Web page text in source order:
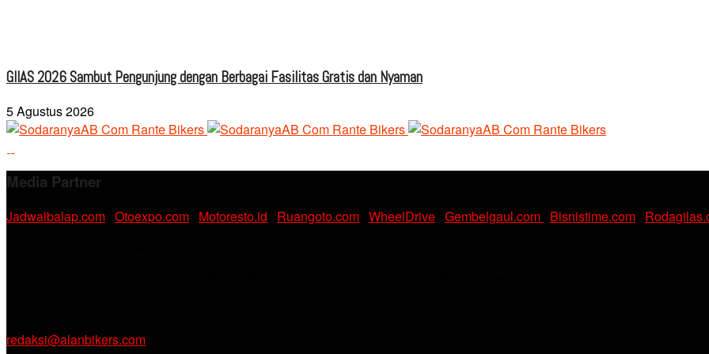
GIIAS 2026 Sambut Pengunjung dengan Berbagai Fasilitas Gratis dan Nyaman
5 Agustus 2026
Media Partner
Jadwalbalap.com Otoexpo.com Motoresto.id Ruangoto.com WheelDrive Gembelgaul.com Bisnistime.com
redaksi@alanbikers.com